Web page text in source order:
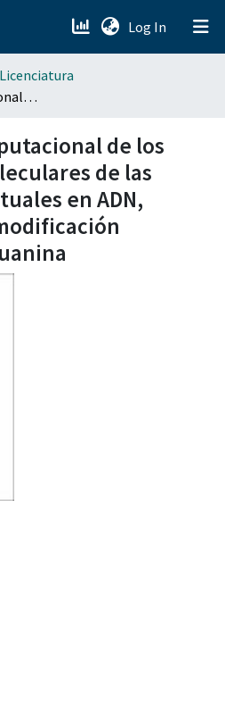
Log In (current)
Simulación computacional de los mecanismos moleculares de las mutaciones puntuales en ADN, inducida por la modificación oxidativa de la guanina
de los
de las
en ADN,